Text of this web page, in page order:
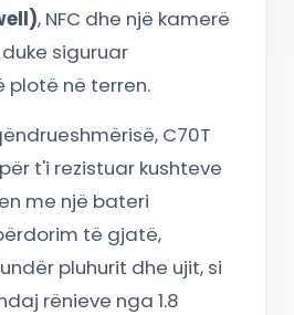
, NFC dhe një kamerë
duke siguruar
plotë në terren.
C70T
t'i rezistuar kushteve
me një bateri
të gjatë,
pluhurit dhe ujit, si
rënieve nga 1.8